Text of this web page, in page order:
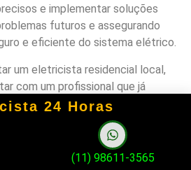
e implementar soluções
futuros e assegurando
e eficiente do sistema elétrico.
um eletricista residencial local,
com um profissional que já
na comunidade. Buscar
de outros clientes na região pode
clara sobre a qualidade do
do eletricista.
24 Horas
(11) 98611-3565